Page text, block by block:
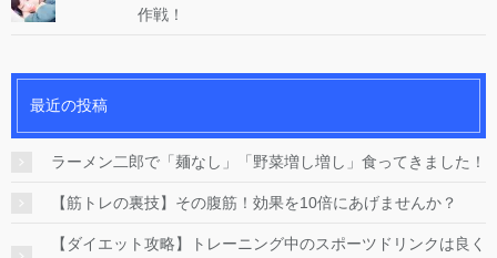
作戦！
最近の投稿
ラーメン二郎で「麺なし」「野菜増し増し」食ってきました！
【筋トレの裏技】その腹筋！効果を10倍にあげませんか？
【ダイエット攻略】トレーニング中のスポーツドリンクは良く